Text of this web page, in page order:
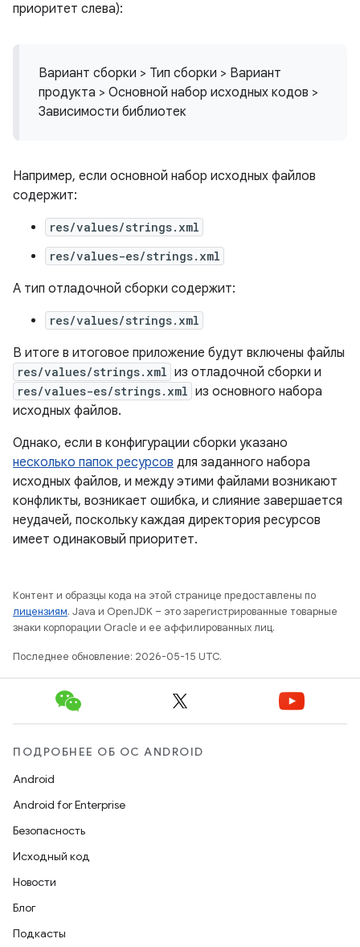
приоритет слева):
Вариант сборки > Тип сборки > Вариант
продукта > Основной набор исходных кодов >
Зависимости библиотек
Например, если основной набор исходных файлов
содержит:
res/values/strings.xml
res/values-es/strings.xml
А тип отладочной сборки содержит:
res/values/strings.xml
В итоге в итоговое приложение будут включены файлы
res/values/strings.xml из отладочной сборки и
res/values-es/strings.xml из основного набора
исходных файлов.
Однако, если в конфигурации сборки указано
несколько папок ресурсов для заданного набора
исходных файлов, и между этими файлами возникают
конфликты, возникает ошибка, и слияние завершается
неудачей, поскольку каждая директория ресурсов
имеет одинаковый приоритет.
Контент и образцы кода на этой странице предоставлены по
лицензиям. Java и OpenJDK – это зарегистрированные товарные
знаки корпорации Oracle и ее аффилированных лиц.
Последнее обновление: 2026-05-15 UTC.
ПОДРОБНЕЕ ОБ ОС ANDROID
Android
Android for Enterprise
Безопасность
Исходный код
Новости
Блог
Подкасты